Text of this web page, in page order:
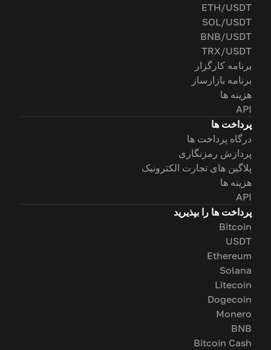
ETH/USDT
SOL/USDT
BNB/USDT
TRX/USDT
برنامه کارگزار
برنامه بازارساز
هزینه ها
API
پرداخت ها
درگاه پرداخت ها
پردازش رمزنگاری
پلاگین های تجارت الکترونیک
هزینه ها
API
پرداخت ها را بپذیرید
Bitcoin
USDT
Ethereum
Solana
Litecoin
Dogecoin
Monero
BNB
Bitcoin Cash